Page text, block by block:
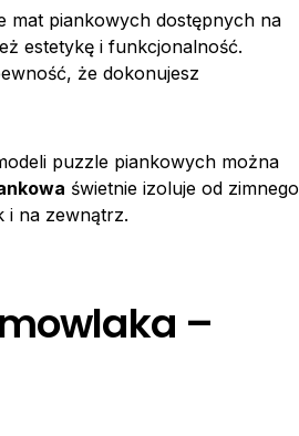
mat piankowych dostępnych na
estetykę i funkcjonalność.
że dokonujesz
puzzle piankowych można
świetnie izoluje od zimnego
i na zewnątrz.
–